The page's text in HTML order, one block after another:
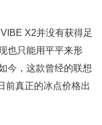
X2并没有获得足
也只能用平平来形
今，这款曾经的联想
前真正的冰点价格出